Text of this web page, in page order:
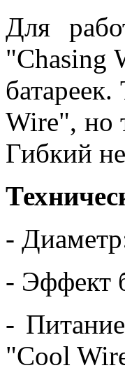
Для
"Chasing
Wire", но
Гибкий
-
- Эффект
-
"Cool